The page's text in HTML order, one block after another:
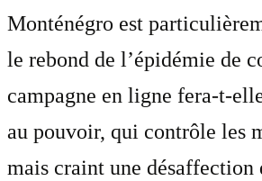
Monténégro est
le rebond de l’épidémie de
campagne en ligne fera-t-
au pouvoir, qui contrôle les
mais craint une désaffection